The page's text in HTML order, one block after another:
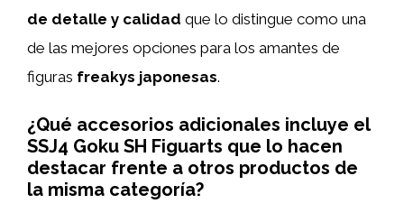
de detalle y calidad que lo distingue como una
de las mejores opciones para los amantes de
figuras freakys japonesas.
¿Qué accesorios adicionales incluye el
SSJ4 Goku SH Figuarts que lo hacen
destacar frente a otros productos de
la misma categoría?